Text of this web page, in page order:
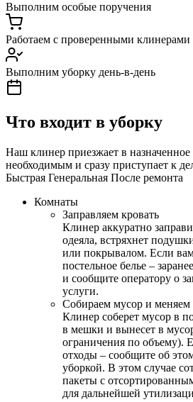
Выполним особые поручения
Работаем с проверенными клинерами
Выполним уборку день-в-день
Что входит в уборку
Наш клинер приезжает в назначенное
необходимым и сразу приступает к
Быстрая Генеральная После ремонта
Комнаты
Заправляем кровать
Клинер аккуратно
одеяла, встряхнет
или покрывалом. Если
постельное белье –
и сообщите оператору о
услуги.
Собираем мусор и
Клинер соберет мусор в
в мешки и вынесет в
ограничения по объему).
отходы – сообщите об
уборкой. В этом случае
пакеты с
для дальнейшей